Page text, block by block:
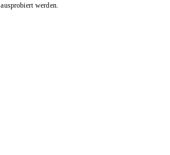
ausprobiert werden.